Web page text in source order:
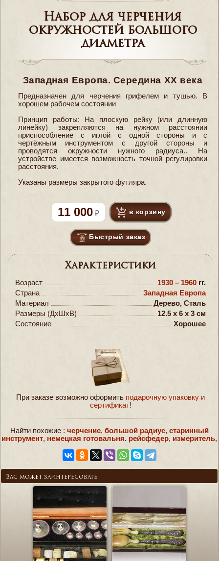
Набор для черчения
окружностей большого
диаметра
Западная Европа. Середина XX века
Предназначен для черчения грифелем и тушью. В
хорошем рабочем состоянии
Принцип работы: На плоскую рейку (или длинную
линейку) закрепляются на нужном расстоянии
приспособление с иглой с одной стороны и с
чертёжным инструментом с другой стороны и
проводятся окружности нужного радиуса.. На
устройстве имеется возможность точной регулировки
расстояния.
Указаны размеры закрытого футляра.
11 000 в корзину
Быстрый заказ
Характеристики
Возраст 1930 – 1960 гг.
Страна
Западная Европа
Материал
Дерево, Сталь
Размеры (ДxШxВ)
12.5 x 6 x 3 см
Состояние
Хорошее
При заказе возможно оформить подарочную упаковку и
сертификат!
Найти похожие : черчение, большой радиус, старинный
инструмент, немецкая готовальня. рейсфедер, измеритель,
Вас может заинтересовать